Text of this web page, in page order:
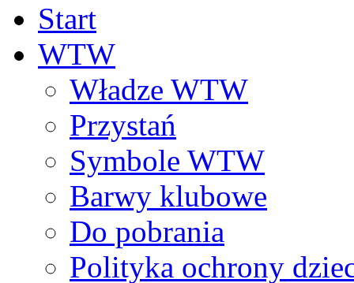
Start
WTW
Władze WTW
Przystań
Symbole WTW
Barwy klubowe
Do pobrania
Polityka ochrony